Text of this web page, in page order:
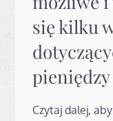
się kilku
Czytaj dalej,